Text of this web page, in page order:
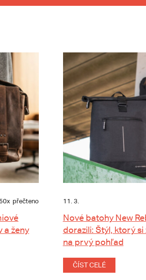
přečteno
a ženy
11. 3.
Nové batohy New
dorazili: Štýl, ktorý si
na prvý pohľad
ČÍST CELÉ